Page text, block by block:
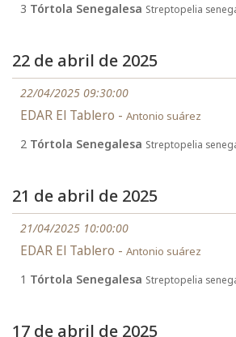
3 Tórtola Senegalesa Streptopelia
22 de abril de 2025
22/04/2025 09:30:00
EDAR El Tablero - Antonio suárez
2 Tórtola Senegalesa Streptopelia
21 de abril de 2025
21/04/2025 10:00:00
EDAR El Tablero - Antonio suárez
1 Tórtola Senegalesa Streptopelia
17 de abril de 2025